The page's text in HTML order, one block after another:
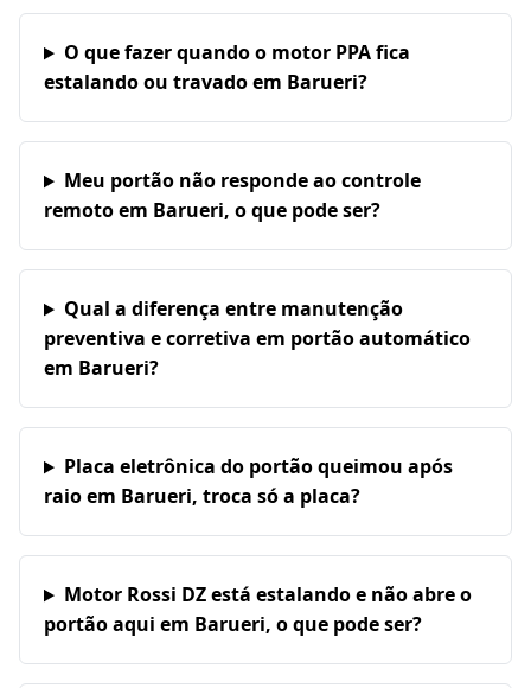
O que fazer quando o motor PPA fica
estalando ou travado em Barueri?
Meu portão não responde ao controle
remoto em Barueri, o que pode ser?
Qual a diferença entre manutenção
preventiva e corretiva em portão automático
em Barueri?
Placa eletrônica do portão queimou após
raio em Barueri, troca só a placa?
Motor Rossi DZ está estalando e não abre o
portão aqui em Barueri, o que pode ser?